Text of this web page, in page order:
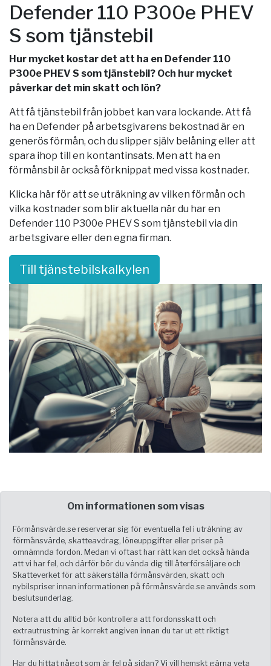
Defender 110 P300e PHEV
S som tjänstebil
Hur mycket kostar det att ha en Defender 110
P300e PHEV S som tjänstebil? Och hur mycket
påverkar det min skatt och lön?
Att få tjänstebil från jobbet kan vara lockande. Att få
ha en Defender på arbetsgivarens bekostnad är en
generös förmån, och du slipper själv belåning eller att
spara ihop till en kontantinsats. Men att ha en
förmånsbil är också förknippat med vissa kostnader.
Klicka här för att se uträkning av vilken förmån och
vilka kostnader som blir aktuella när du har en
Defender 110 P300e PHEV S som tjänstebil via din
arbetsgivare eller den egna firman.
Till tjänstebilskalkylen
Om informationen som visas
Förmånsvärde.se reserverar sig för eventuella fel i uträkning av
förmånsvärde, skatteavdrag, löneuppgifter eller priser på
omnämnda fordon. Medan vi oftast har rätt kan det också hända
att vi har fel, och därför bör du vända dig till återförsäljare och
Skatteverket för att säkerställa förmånsvärden, skatt och
nybilspriser innan informationen på förmånsvärde.se används som
beslutsunderlag.
Notera att du alltid bör kontrollera att fordonsskatt och
extrautrustning är korrekt angiven innan du tar ut ett riktigt
förmånsvärde.
Har du hittat något som är fel på sidan? Vi vill hemskt gärna veta